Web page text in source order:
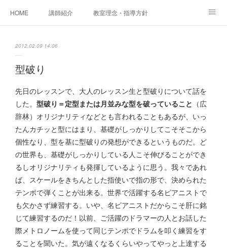
HOME 講師紹介 教室理念・指導方針
ご相談・体験レッスンお申し込み
アクセス 演奏スケジュール
2012.02.09 14:06
型破り
先日のレッスンで、大人のレッスン生と型破りについて話を
した。 型破り＝定型または月並みな型を破っていること （広
辞林）オリジナリティなどとも言われることもあるが、いっ
たんカチッと型にはまり、基礎がしっかりしてこそそこから
個性なり、型を基に型破りの発想ができるというものだ。ど
の世界も、基礎がしっかりしている人こそ伸びることができ
るしオリジナリティも発揮しているように思う。我々であれ
ば、スケールをきちんとした指使いで指の形で、決められた
テンポで弾くことが出来る。世界で活躍する名ピアニストで
も欠かさず練習する。いや、名ピアニストだからこそ肝に銘
じて練習するのだ！以前、ご活躍のドラマーの人とお話した
際メトロノームを使って同じテンポでドラムを叩く練習をす
ることを聞いた。気が遠くなるくらいやってやっと上達する